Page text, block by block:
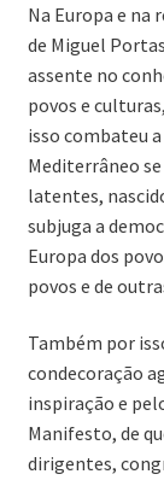
Na Europa e na
de Miguel
assente no
povos e
isso combateu
Mediterrâneo
latentes,
subjuga a
Europa dos
povos e de
Também por
condecoração
inspiração e
Manifesto, de
dirigentes,